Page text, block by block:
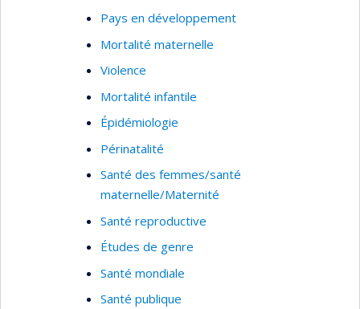
Pays en développement
Mortalité maternelle
Violence
Mortalité infantile
Épidémiologie
Périnatalité
Santé des femmes/santé
maternelle/Maternité
Santé reproductive
Études de genre
Santé mondiale
Santé publique